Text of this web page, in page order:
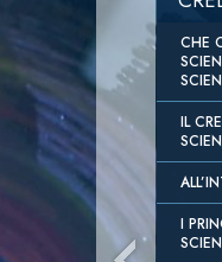
CHE
IL
I